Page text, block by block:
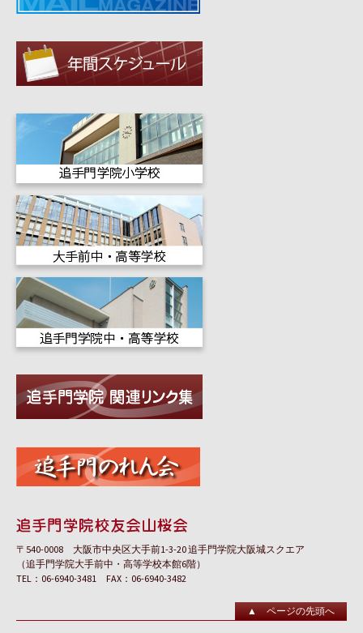
〒540-0008 大阪市中央区大手前1-3-20 追手門学院大阪城スクエア
（追手門学院大手前中・高等学校本館6階）
TEL：06-6940-3481 FAX：06-6940-3482
▲ ページの先頭へ